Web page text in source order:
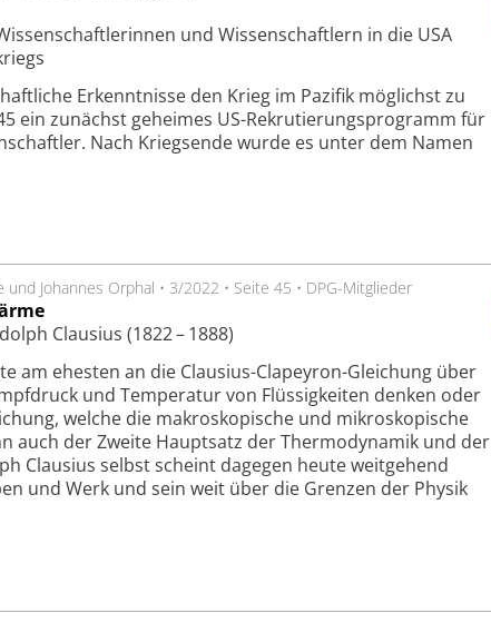
und Wissenschaftlern in die USA
Erkenntnisse den Krieg im Pazifik möglichst zu
ein zunächst geheimes US-Rekrutierungsprogramm für
Nach Kriegsende wurde es unter dem Namen
Johannes Orphal • 3/2022 • Seite 45 • DPG-Mitglieder
Clausius (1822 – 1888)
am ehesten an die Clausius-Clapeyron-Gleichung über
und Temperatur von Flüssigkeiten denken oder
welche die makroskopische und mikroskopische
auch der Zweite Hauptsatz der Thermodynamik und der
Clausius selbst scheint dagegen heute weitgehend
und Werk und sein weit über die Grenzen der Physik